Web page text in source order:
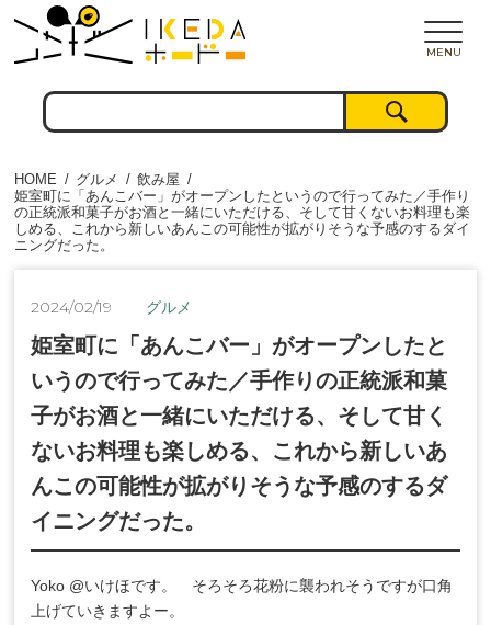
MENU
HOME グルメ
飲み屋
姫室町に「あんこバー」がオープンしたというので行ってみた／手作り
の正統派和菓子がお酒と一緒にいただける、そして甘くないお料理も楽
しめる、これから新しいあんこの可能性が拡がりそうな予感のするダイ
ニングだった。
2024/02/19 グルメ
姫室町に「あんこバー」がオープンしたと
いうので行ってみた／手作りの正統派和菓
子がお酒と一緒にいただける、そして甘く
ないお料理も楽しめる、これから新しいあ
んこの可能性が拡がりそうな予感のするダ
イニングだった。
Yoko @いけほです。 そろそろ花粉に襲われそうですが口角
上げていきますよー。